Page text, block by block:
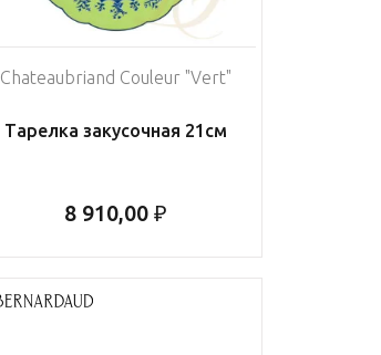
Chateaubriand Couleur "Vert"
Тарелка закусочная 21см
8 910,00 ₽